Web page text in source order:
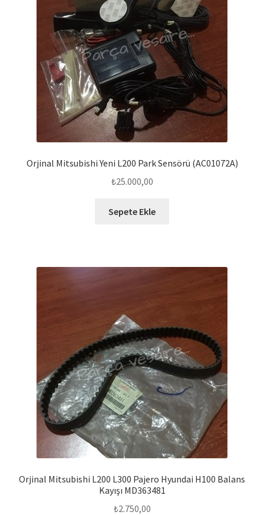
Orjinal Mitsubishi Yeni L200 Park Sensörü (AC01072A)
₺25.000,00
Sepete Ekle
Orjinal Mitsubishi L200 L300 Pajero Hyundai H100 Balans
Kayışı MD363481
₺2.750,00